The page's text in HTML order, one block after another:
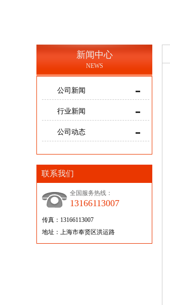
新闻中心
NEWS
公司新闻
行业新闻
公司动态
联系我们
全国服务热线：
13166113007
传真：13166113007
地址：上海市奉贤区洪运路